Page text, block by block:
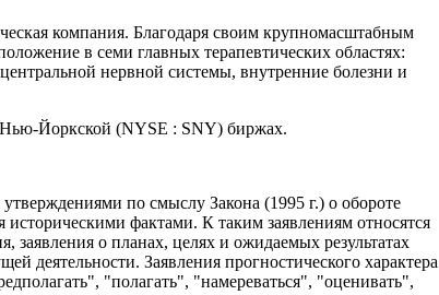
компания. Благодаря своим крупномасштабным
в семи главных терапевтических областях:
нервной системы, внутренние болезни и
Йоркской (NYSE : SNY) биржах.
по смыслу Закона (1995 г.) о обороте
фактами. К таким заявлениям относятся
о планах, целях и ожидаемых результатах
деятельности. Заявления прогностического характера
"полагать", "намереваться", "оценивать",